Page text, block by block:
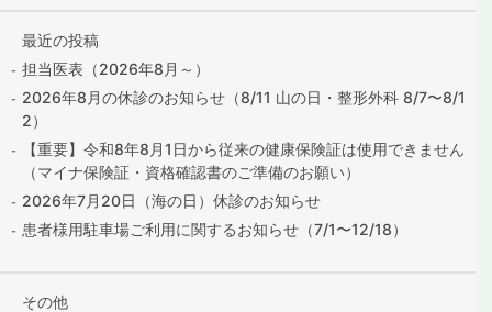
最近の投稿
担当医表（2026年8月～）
2026年8月の休診のお知らせ（8/11 山の日・整形外科 8/7〜8/1
2）
【重要】令和8年8月1日から従来の健康保険証は使用できません
（マイナ保険証・資格確認書のご準備のお願い）
2026年7月20日（海の日）休診のお知らせ
患者様用駐車場ご利用に関するお知らせ（7/1〜12/18）
その他